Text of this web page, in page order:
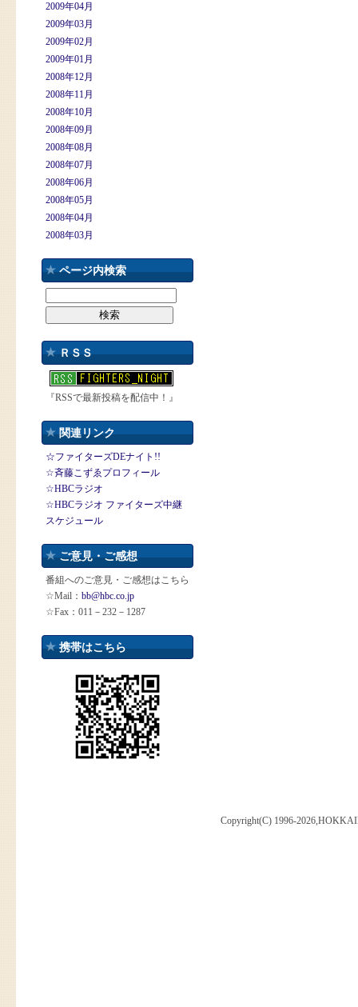
2009年04月
2009年03月
2009年02月
2009年01月
2008年12月
2008年11月
2008年10月
2008年09月
2008年08月
2008年07月
2008年06月
2008年05月
2008年04月
2008年03月
ページ内検索
ＲＳＳ
『RSSで最新投稿を配信中！』
関連リンク
☆ファイターズDEナイト!!
☆斉藤こずゑプロフィール
☆HBCラジオ
☆HBCラジオ ファイターズ中継
スケジュール
ご意見・ご感想
番組へのご意見・ご感想はこちら
☆Mail： bb@hbc.co.jp
☆Fax：011－232－1287
携帯はこちら
Copyright(C) 1996-